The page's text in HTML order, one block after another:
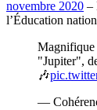
novembre 2020 –
l’Éducation
Magnifique
"Jupiter",
🎶
—